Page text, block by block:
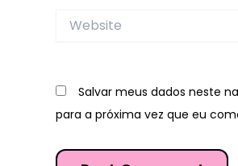
Website
Salvar meus dados neste
para a próxima vez que eu